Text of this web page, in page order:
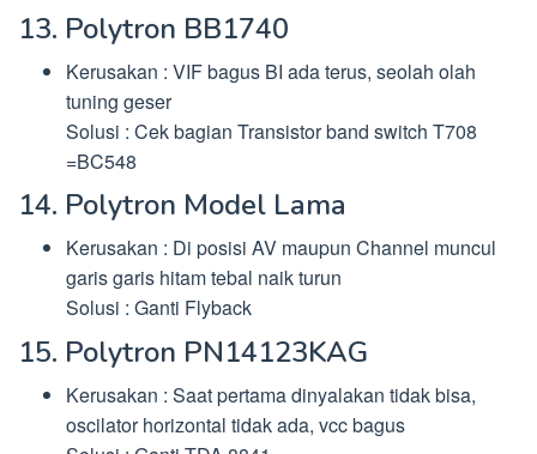
13. Polytron BB1740
Kerusakan : VIF bagus BI ada terus, seolah olah
tuning geser
Solusi : Cek bagian Transistor band switch T708
=BC548
14. Polytron Model Lama
Kerusakan : Di posisi AV maupun Channel muncul
garis garis hitam tebal naik turun
Solusi : Ganti Flyback
15. Polytron PN14123KAG
Kerusakan : Saat pertama dinyalakan tidak bisa,
oscilator horizontal tidak ada, vcc bagus